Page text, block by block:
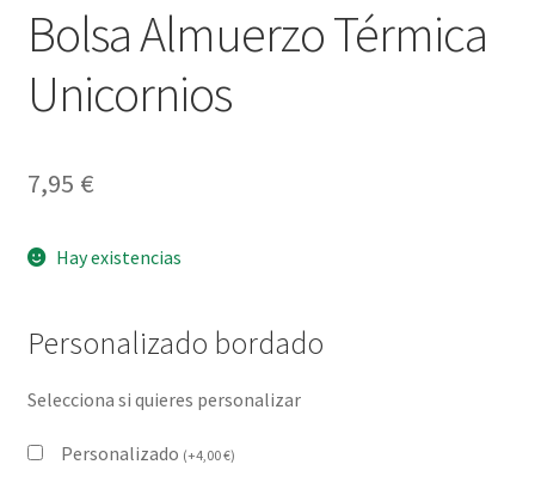
Bolsa Almuerzo Térmica
Unicornios
7,95 €
Hay existencias
Personalizado bordado
Selecciona si quieres personalizar
Personalizado (+4,00€)